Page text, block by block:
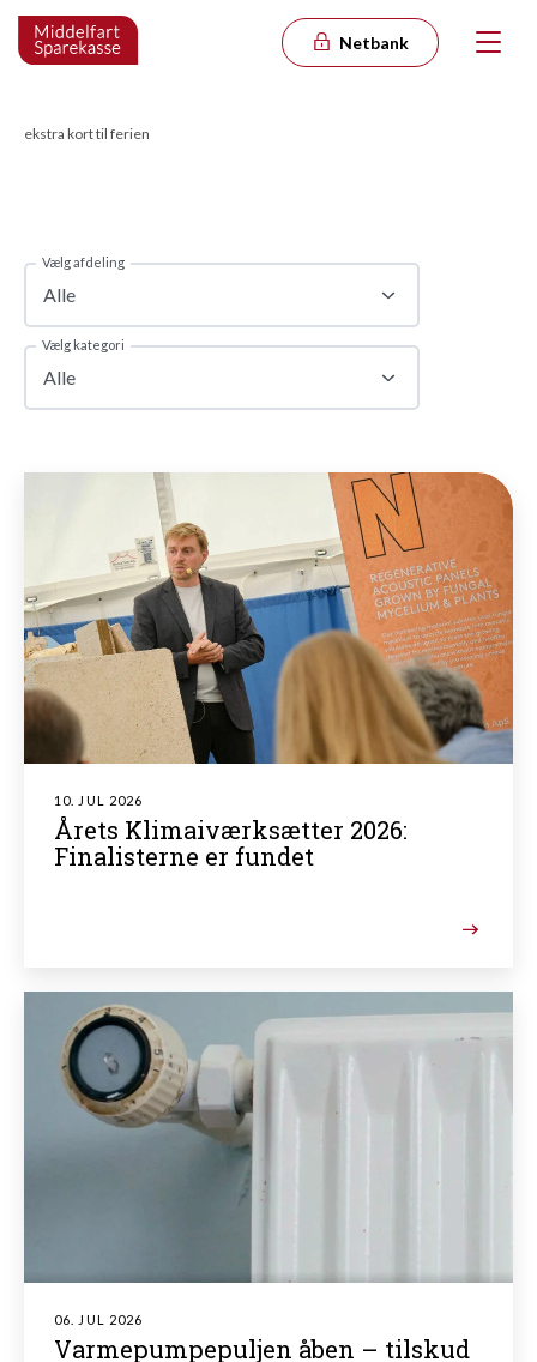
Netbank
ekstra kort til ferien
Vælg afdeling
Alle
Vælg kategori
Alle
10. JUL 2026
Årets Klimaiværksætter 2026:
Finalisterne er fundet
06. JUL 2026
Varmepumpepuljen åben – tilskud